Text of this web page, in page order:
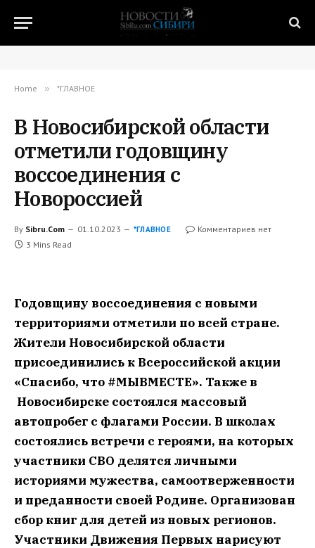
Home » *ГЛАВНОЕ
В Новосибирской области
отметили годовщину
воссоединения с
Новороссией
By Sibru.Com 01.10.2023 *ГЛАВНОЕ
Комментариев нет
3 Mins Read
Годовщину воссоединения с новыми
территориями отметили по всей стране.
Жители Новосибирской области
присоединились к Всероссийской акции
«Спасибо, что #МЫВМЕСТЕ». Также в
Новосибирске состоялся массовый
автопробег с флагами России. В школах
состоялись встречи с героями, на которых
участники СВО делятся личными
историями мужества, самоотверженности
и преданности своей Родине. Организован
сбор книг для детей из новых регионов.
Участники Движения Первых нарисуют